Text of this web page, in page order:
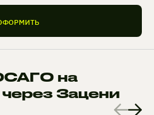
на
Зацени